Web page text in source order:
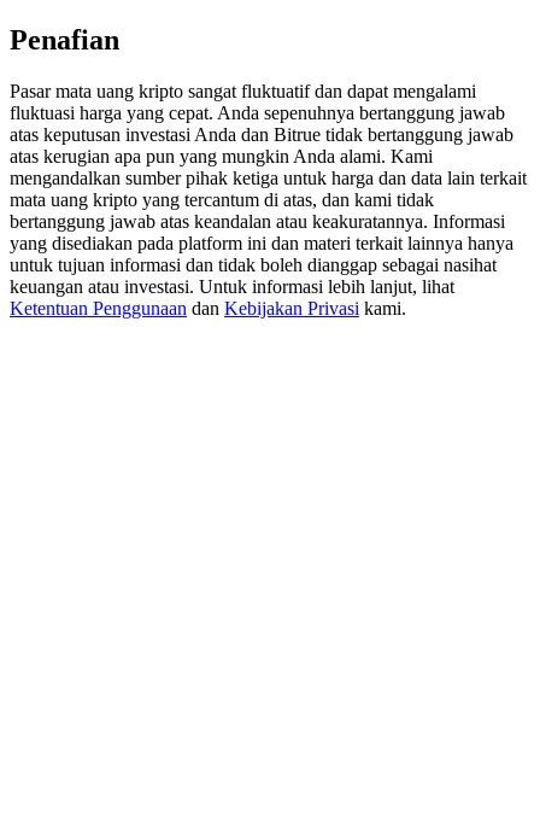
USDT New User Exclusive 10% APR
New Listing Futures Fest
Trade New Futures, Win 200,000 USDT
Crypto World Cup 2026: Grand Finale
Penafian
Pasar mata uang kripto sangat fluktuatif dan dapat mengalami
fluktuasi harga yang cepat. Anda sepenuhnya bertanggung jawab
atas keputusan investasi Anda dan Bitrue tidak bertanggung jawab
atas kerugian apa pun yang mungkin Anda alami. Kami
mengandalkan sumber pihak ketiga untuk harga dan data lain terkait
mata uang kripto yang tercantum di atas, dan kami tidak
bertanggung jawab atas keandalan atau keakuratannya. Informasi
yang disediakan pada platform ini dan materi terkait lainnya hanya
untuk tujuan informasi dan tidak boleh dianggap sebagai nasihat
keuangan atau investasi. Untuk informasi lebih lanjut, lihat
Ketentuan Penggunaan dan Kebijakan Privasi kami.